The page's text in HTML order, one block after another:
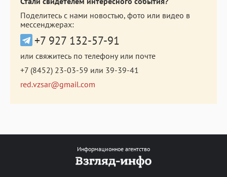
Поделитесь с нами новостью, фото или видео в
мессенджерах:
+7 927 132-57-91
или свяжитесь по телефону или почте
+7 (8452) 23-03-59 или 39-39-41
red.vzsar@gmail.com
Информационное агентство